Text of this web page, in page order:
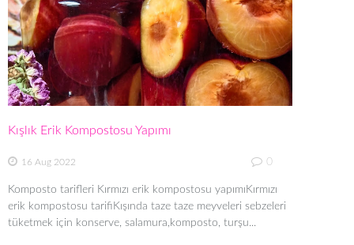
Kışlık Erik Kompostosu Yapımı
16 Aug 2022 0
Komposto tarifleri Kırmızı erik kompostosu yapımıKırmızı
erik kompostosu tarifiKışında taze taze meyveleri sebzeleri
tüketmek için konserve, salamura,komposto, turşu...